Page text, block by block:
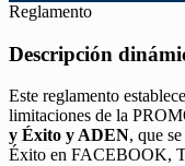
Reglamento
Descripción
Este reglamento
limitaciones de la
y Éxito y ADEN, que
Éxito en FACEBOOK,